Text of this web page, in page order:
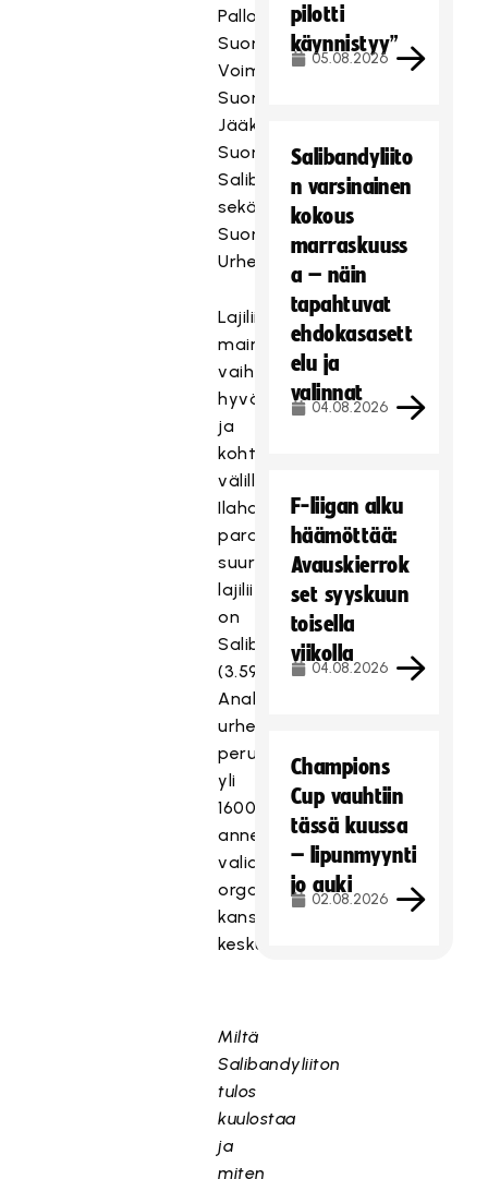
Palloliitto,
Suomen
Voimisteluliitto,
Suomen
Jääkiekkoliittoliitto,
Suomen
Salibandyliitto
sekä
Suomen
Urheiluliitto.
Lajiliittojen
maine
vaihteli
hyvän
ja
kohtalaisen
välillä.
Ilahduttavasti
parasmaineisin
suurista
lajiliitoista
on
Salibandyliitto
(3.59).
Analyysit
urheilujärjestöistä
perustuvat
yli
1600
annettuun
validoituun
organisaatioarvioon
kansalaisten
keskuudessa.
Miltä
Salibandyliiton
tulos
kuulostaa
ja
miten
pilotti
käynnistyy”
05.08.2026
Salibandyliito
n varsinainen
kokous
marraskuuss
a – näin
tapahtuvat
ehdokasasett
elu ja
valinnat
04.08.2026
F-liigan alku
häämöttää:
Avauskierrok
set syyskuun
toisella
viikolla
04.08.2026
Champions
Cup vauhtiin
tässä kuussa
– lipunmyynti
jo auki
02.08.2026